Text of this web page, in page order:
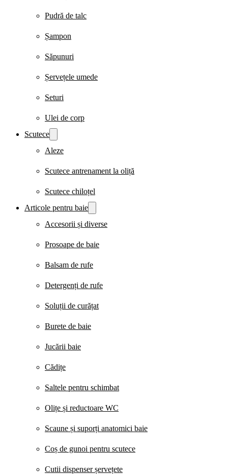
Pudră de talc
Șampon
Săpunuri
Șervețele umede
Seturi
Ulei de corp
Scutece
Aleze
Scutece antrenament la oliță
Scutece chiloțel
Articole pentru baie
Accesorii și diverse
Prosoape de baie
Balsam de rufe
Detergenți de rufe
Soluții de curățat
Burete de baie
Jucării baie
Cădițe
Saltele pentru schimbat
Olițe și reductoare WC
Scaune și suporți anatomici baie
Coș de gunoi pentru scutece
Cutii dispenser șervețete